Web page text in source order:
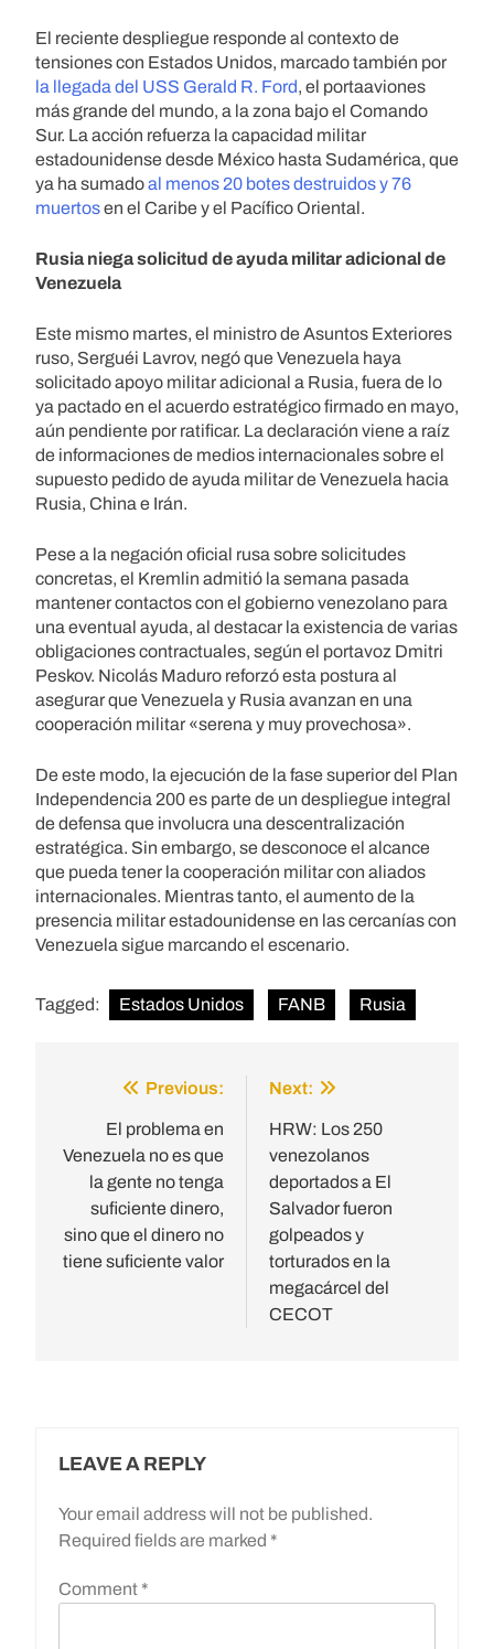
El reciente despliegue responde al contexto de
tensiones con Estados Unidos, marcado también por
la llegada del USS Gerald R. Ford, el portaaviones
más grande del mundo, a la zona bajo el Comando
Sur. La acción refuerza la capacidad militar
estadounidense desde México hasta Sudamérica, que
ya ha sumadoal menos 20 botes destruidos y 76
muertosen el Caribe y el Pacífico Oriental.
Rusia niega solicitud de ayuda militar adicional de
Venezuela
Este mismo martes, el ministro de Asuntos Exteriores
ruso, Serguéi Lavrov, negó que Venezuela haya
solicitado apoyo militar adicional a Rusia, fuera de lo
ya pactado en el acuerdo estratégico firmado en mayo,
aún pendiente por ratificar. La declaración viene a raíz
de informaciones de medios internacionales sobre el
supuesto pedido de ayuda militar de Venezuela hacia
Rusia, China e Irán.
Pese a la negación oficial rusa sobre solicitudes
concretas, el Kremlin admitió la semana pasada
mantener contactos con el gobierno venezolano para
una eventual ayuda, al destacar la existencia de varias
obligaciones contractuales, según el portavoz Dmitri
Peskov. Nicolás Maduro reforzó esta postura al
asegurar que Venezuela y Rusia avanzan en una
cooperación militar «serena y muy provechosa».
De este modo, la ejecución de la fase superior del Plan
Independencia 200 es parte de un despliegue integral
de defensa que involucra una descentralización
estratégica. Sin embargo, se desconoce el alcance
que pueda tener la cooperación militar con aliados
internacionales. Mientras tanto, el aumento de la
presencia militar estadounidense en las cercanías con
Venezuela sigue marcando el escenario.
Tagged: Estados Unidos FANB Rusia
navigation
Previous:
El problema en
Venezuela no es que
la gente no tenga
suficiente dinero,
sino que el dinero no
tiene suficiente valor
Next:
HRW: Los 250
venezolanos
deportados a El
Salvador fueron
golpeados y
torturados en la
megacárcel del
CECOT
LEAVE A REPLY
Your email address will not be published.
Required fields are marked *
Comment *